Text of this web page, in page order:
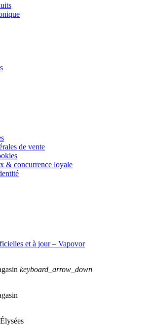
de vente
& concurrence loyale
et à jour – Vapovor
keyboard_arrow_down